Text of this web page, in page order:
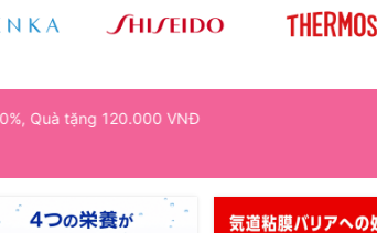
Giảm giá 50%, Quà tặng 120.000 VNĐ